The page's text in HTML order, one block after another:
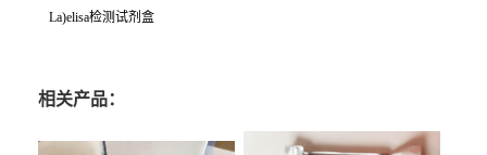
La)elisa检测试剂盒
相关产品：